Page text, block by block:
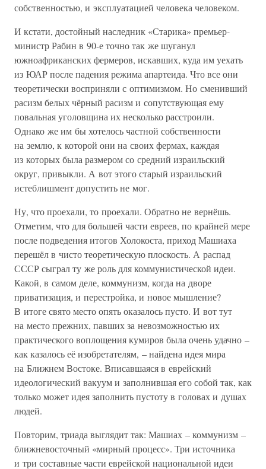
собственностью, и эксплуатацией человека человеком.
И кстати, достойный наследник «Старика» премьер-
министр Рабин в 90-е точно так же шуганул
южноафриканских фермеров, искавших, куда им уехать
из ЮАР после падения режима апартеида. Что все они
теоретически восприняли с оптимизмом. Но сменивший
расизм белых чёрный расизм и сопутствующая ему
повальная уголовщина их несколько расстроили.
Однако же им бы хотелось частной собственности
на землю, к которой они на своих фермах, каждая
из которых была размером со средний израильский
округ, привыкли. А вот этого старый израильский
истеблишмент допустить не мог.
Ну, что проехали, то проехали. Обратно не вернёшь.
Отметим, что для большей части евреев, по крайней мере
после подведения итогов Холокоста, приход Машиаха
перешёл в чисто теоретическую плоскость. А распад
СССР сыграл ту же роль для коммунистической идеи.
Какой, в самом деле, коммунизм, когда на дворе
приватизация, и перестройка, и новое мышление?
В итоге свято место опять оказалось пусто. И вот тут
на место прежних, павших за невозможностью их
практического воплощения кумиров была очень удачно –
как казалось её изобретателям, – найдена идея мира
на Ближнем Востоке. Вписавшаяся в еврейский
идеологический вакуум и заполнившая его собой так, как
только может идея заполнить пустоту в головах и душах
людей.
Повторим, триада выглядит так: Машиах – коммунизм –
ближневосточный «мирный процесс». Три источника
и три составные части еврейской национальной идеи